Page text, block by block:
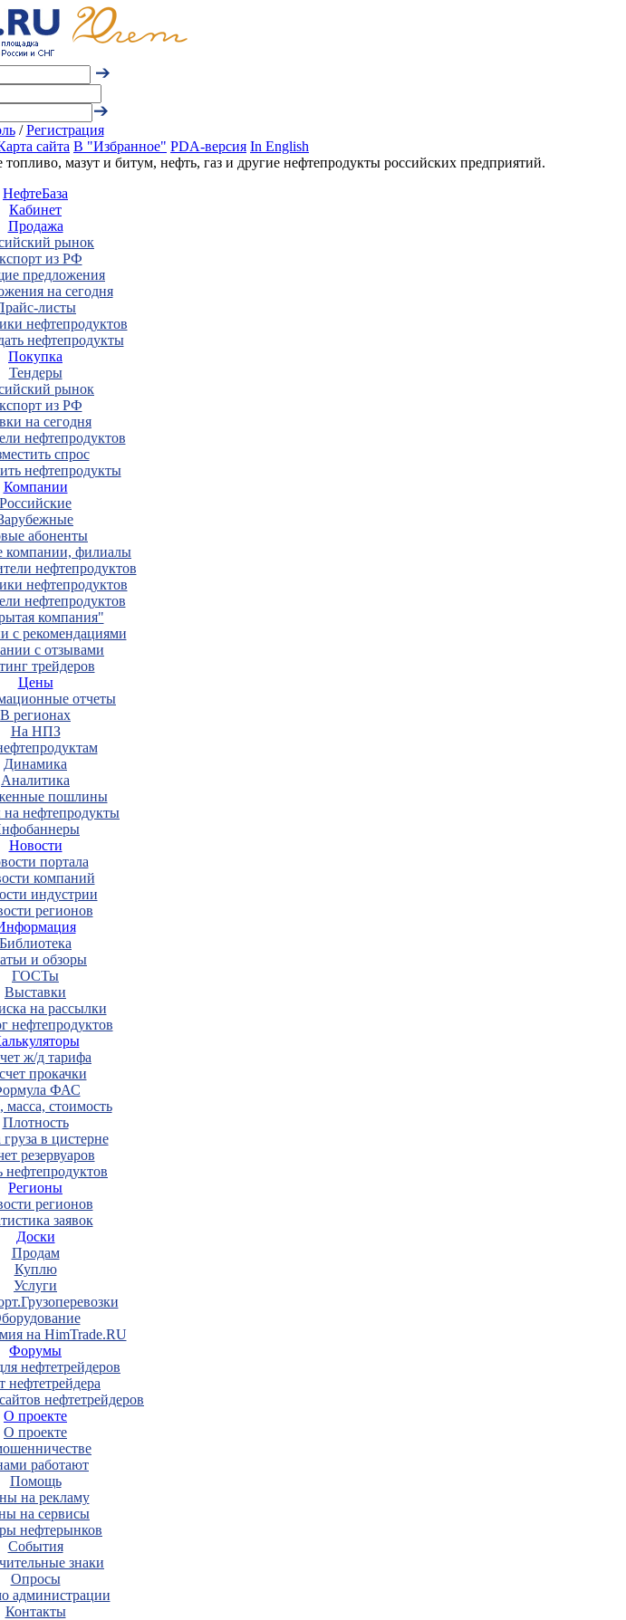
/Регистрация
сайта В "Избранное" PDA-версия In English
мазут и битум, нефть, газ и другие нефтепродукты российских предприятий.
НефтеБаза
Кабинет
Продажа
рынок
из РФ
предложения
на сегодня
листы
нефтепродуктов
нефтепродукты
Покупка
Тендеры
рынок
из РФ
на сегодня
нефтепродуктов
спрос
нефтепродукты
Компании
Российские
абоненты
компании, филиалы
нефтепродуктов
нефтепродуктов
нефтепродуктов
компания"
с рекомендациями
с отзывами
трейдеров
Цены
отчеты
В регионах
На НПЗ
Динамика
Аналитика
пошлины
нефтепродукты
Новости
портала
компаний
индустрии
регионов
Библиотека
и обзоры
ГОСТы
Выставки
на рассылки
нефтепродуктов
ж/д тарифа
прокачки
ФАС
стоимость
Плотность
в цистерне
резервуаров
нефтепродуктов
Регионы
регионов
заявок
Доски
Продам
Куплю
Услуги
на HimTrade.RU
Форумы
нефтетрейдеров
нефтетрейдера
нефтетрейдеров
О проекте
О проекте
работают
Помощь
на рекламу
на сервисы
нефтерынков
События
знаки
Опросы
администрации
Контакты